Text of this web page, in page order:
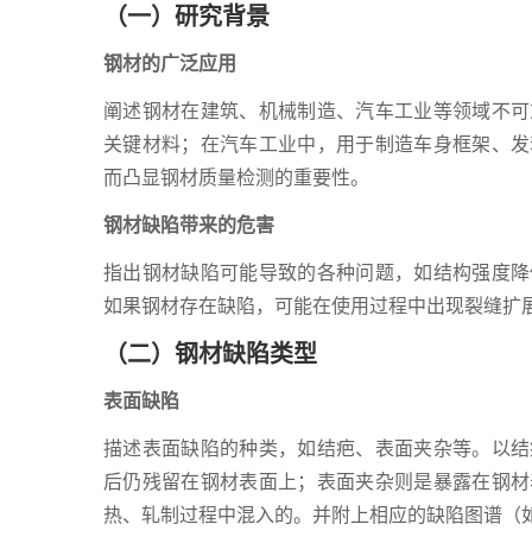
（一）研究背景
钢材的广泛应用
阐述钢材在建筑、机械制造、汽车工业等领域不
关键材料；在汽车工业中，用于制造车身框架、
而凸显钢材质量检测的重要性。
钢材缺陷带来的危害
指出钢材缺陷可能导致的各种问题，如结构强度
如果钢材存在缺陷，可能在使用过程中出现裂缝扩
（二）钢材缺陷类型
表面缺陷
描述表面缺陷的种类，如结疤、表面夹杂等。以
后仍残留在钢材表面上；表面夹杂则是暴露在钢
热、轧制过程中混入的。并附上相应的缺陷图谱（